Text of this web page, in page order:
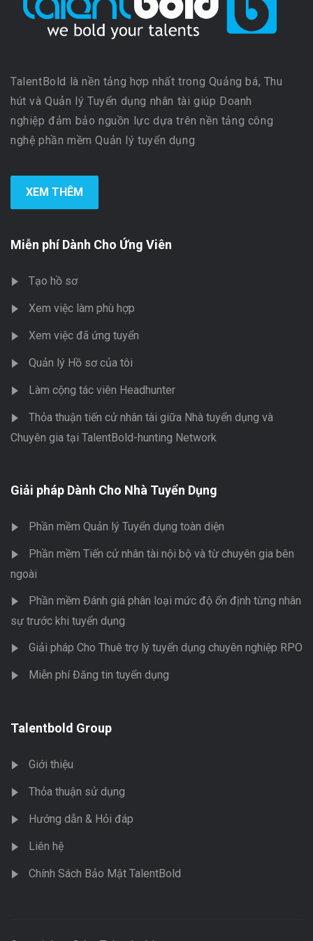
TalentBold là nền tảng hợp nhất trong Quảng bá, Thu
hút và Quản lý Tuyển dụng nhân tài giúp Doanh
nghiệp đảm bảo nguồn lực dựa trên nền tảng công
nghệ phần mềm Quản lý tuyển dụng
XEM THÊM
Miễn phí Dành Cho Ứng Viên
Tạo hồ sơ
Xem việc làm phù hợp
Xem việc đã ứng tuyển
Quản lý Hồ sơ của tôi
Làm cộng tác viên Headhunter
Thỏa thuận tiến cử nhân tài giữa Nhà tuyển dụng và
Chuyên gia tại TalentBold-hunting Network
Giải pháp Dành Cho Nhà Tuyển Dụng
Phần mềm Quản lý Tuyển dụng toàn diện
Phần mềm Tiến cử nhân tài nội bộ và từ chuyên gia bên
ngoài
Phần mềm Đánh giá phân loại mức độ ổn định từng nhân
sự trước khi tuyển dụng
Giải pháp Cho Thuê trợ lý tuyển dụng chuyên nghiệp RPO
Miễn phí Đăng tin tuyển dụng
Talentbold Group
Giới thiệu
Thỏa thuận sử dụng
Hướng dẫn & Hỏi đáp
Liên hệ
Chính Sách Bảo Mật TalentBold